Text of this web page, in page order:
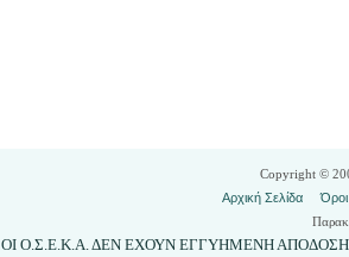
Copyright ©
Αρχική Σελίδα
ΟΙ Ο.Σ.Ε.Κ.Α. ΔΕΝ ΕΧΟΥΝ ΕΓΓΥΗΜΕΝΗ